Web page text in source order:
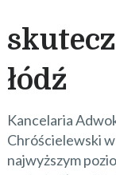
łódź
Kancelaria
Chróścielewski
najwyższym